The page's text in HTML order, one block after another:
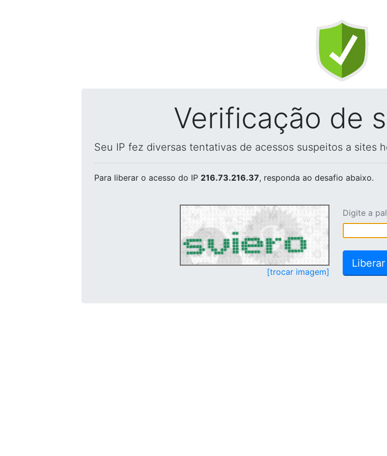
Verificação de
Seu IP fez diversas tentativas de acessos suspeitos a sites
Para liberar o acesso do IP 216.73.216.37, responda ao desafio abaixo.
[trocar imagem]
Digite a